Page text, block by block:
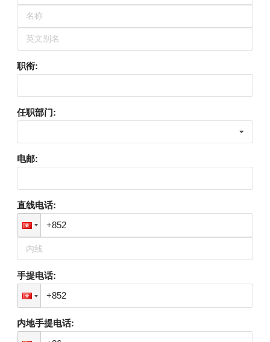
职衔:
任职部门:
电邮:
直线电话:
手提电话:
内地手提电话: